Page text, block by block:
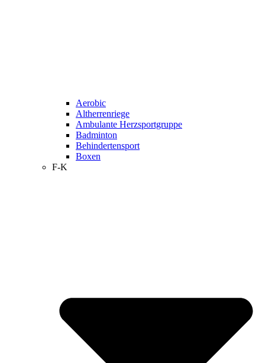
Aerobic
Altherrenriege
Ambulante Herzsportgruppe
Badminton
Behindertensport
Boxen
F-K